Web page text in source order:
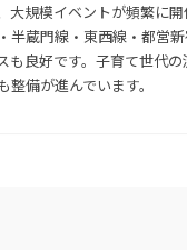
大規模イベントが頻繁に
半蔵門線・東西線・都営
も良好です。子育て世代
整備が進んでいます。